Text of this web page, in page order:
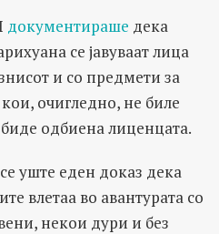
документираше дека
се јавуваат лица
и со предмети за
очигледно, не биле
одбиена лиценцата.
уште еден доказ дека
влетаа во авантурата со
некои дури и без